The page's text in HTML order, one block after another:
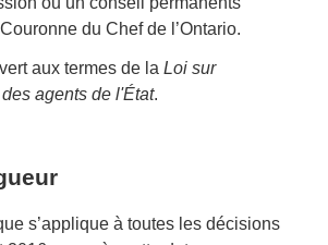
du Chef de l’Ontario.
aux termes de la Loi sur
agents de l'État.
s’applique à toutes les décisions